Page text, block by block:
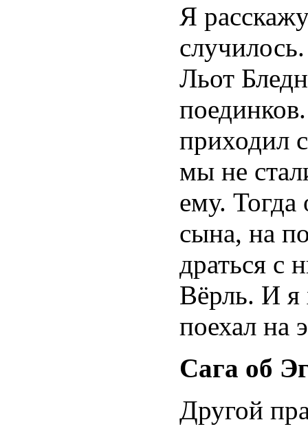
Я
Льот
приходил
мы не
ему.
сына, на
драться с
Вёрль. И я
поехал на
Сага об
Другой